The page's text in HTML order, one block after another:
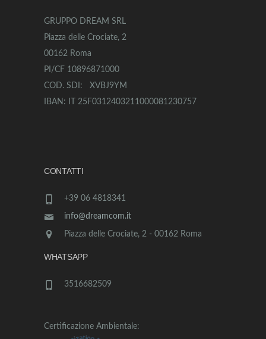
GRUPPO DREAM SRL
Piazza delle Crociate, 2
00162 Roma
PI/CF 10896871000
COD. SDI: XVBJ9YM
IBAN: IT 25F0312403211000081230757
CONTATTI
+39 06 4818341
info@dreamcom.it
Piazza delle Crociate, 2 - 00162 Roma
WHATSAPP
3516682509
Certificazione Ambientale: